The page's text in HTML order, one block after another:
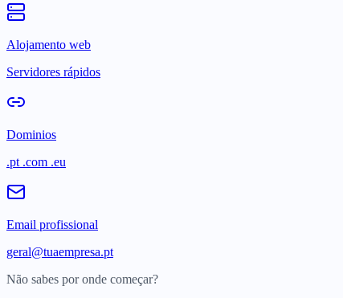
Alojamento web
Servidores rápidos
Dominios
.pt .com .eu
Email profissional
geral@tuaempresa.pt
Não sabes por onde começar?